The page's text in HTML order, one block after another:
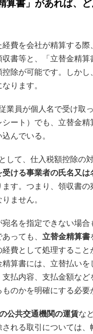
算書」があれば、
費を会社が精算する際
書等と、「立替金精算
控除が可能です。しかし
ります。
業員が個人名で受け取
シート）でも、立替金
んでいる。
して、仕入税額控除の
受ける事業者の氏名又は
す。つまり、領収書の
ません。
名を指定できない場合
っても、 立替金精算書
経費として処理すること
精算書には、立替払いを
払内容、支払金額など
のかを明確にする必要
公共交通機関の運賃な
れる取引については、